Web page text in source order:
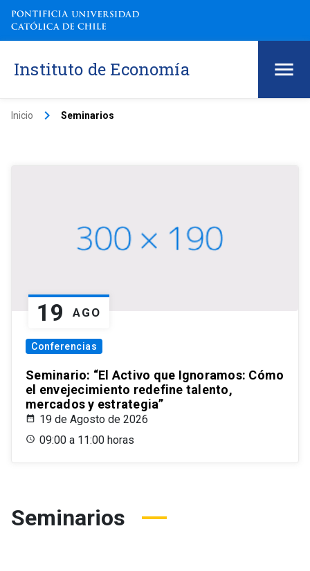
Instituto de Economía
Inicio keyboard_arrow_right Seminarios
19 AGO
Conferencias
Seminario: “El Activo que Ignoramos: Cómo
el envejecimiento redefine talento,
mercados y estrategia”
19 de Agosto de 2026
09:00 a 11:00 horas
Seminarios